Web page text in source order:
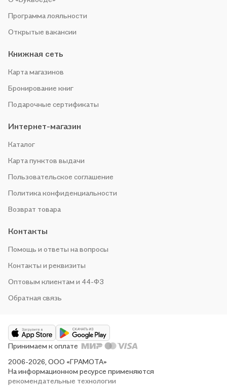
Программа лояльности
Открытые вакансии
Книжная сеть
Карта магазинов
Бронирование книг
Подарочные сертификаты
Интернет-магазин
Каталог
Карта пунктов выдачи
Пользовательское соглашение
Политика конфиденциальности
Возврат товара
Контакты
Помощь и ответы на вопросы
Контакты и реквизиты
Оптовым клиентам и 44-ФЗ
Обратная связь
2006-2026, ООО «ГРАМОТА»
На информационном ресурсе применяются
рекомендательные технологии
Принимаем к оплате